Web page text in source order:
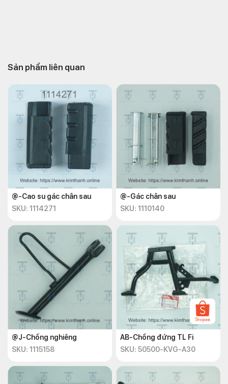
Sản phẩm liên quan
@-Cao su gác chân sau
SKU: 1114271
@-Gác chân sau
SKU: 1110140
@J-Chống nghiêng
SKU: 1115158
AB-Chống đứng TL Fi
SKU: 50500-KVG-A30